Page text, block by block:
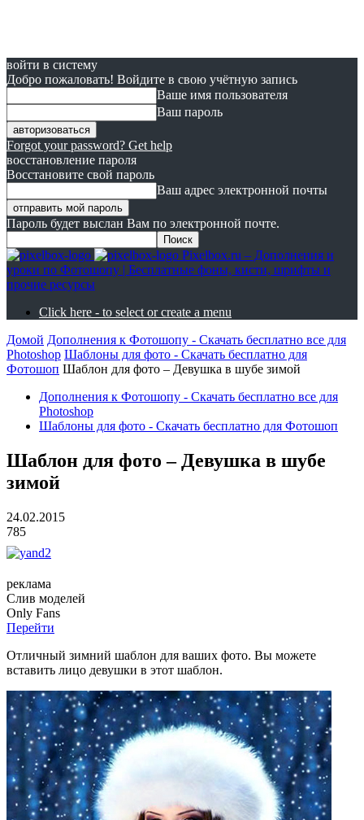
войти в систему
Добро пожаловать! Войдите в свою учётную запись
Ваше имя пользователя
Ваш пароль
Forgot your password? Get help
восстановление пароля
Восстановите свой пароль
Ваш адрес электронной почты
Пароль будет выслан Вам по электронной почте.
Pixelbox.ru – Дополнения и
уроки по Фотошопу | Бесплатные фоны, кисти, шрифты и
прочие ресурсы
Click here - to select or create a menu
Домой Дополнения к Фотошопу - Скачать бесплатно все для
Photoshop Шаблоны для фото - Скачать бесплатно для
Фотошоп Шаблон для фото – Девушка в шубе зимой
Дополнения к Фотошопу - Скачать бесплатно все для
Photoshop
Шаблоны для фото - Скачать бесплатно для Фотошоп
Шаблон для фото – Девушка в шубе
зимой
24.02.2015
785
реклама
Слив моделей
Only Fans
Перейти
Отличный зимний шаблон для ваших фото. Вы можете
вставить лицо девушки в этот шаблон.